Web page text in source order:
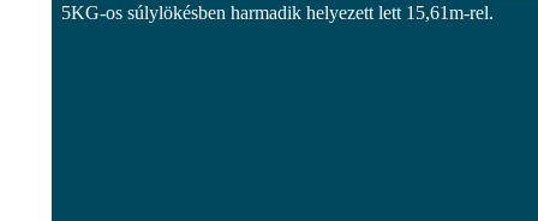
5KG-os súlylökésben harmadik helyezett lett 15,61m-rel.